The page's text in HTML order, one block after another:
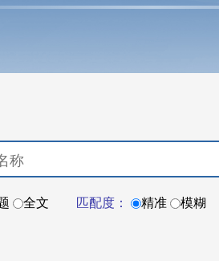
全文 匹配度： 精准 模糊